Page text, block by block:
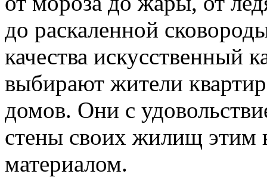
до раскаленной
качества искусственный
выбирают жители
домов. Они с
стены своих жилищ этим
материалом.